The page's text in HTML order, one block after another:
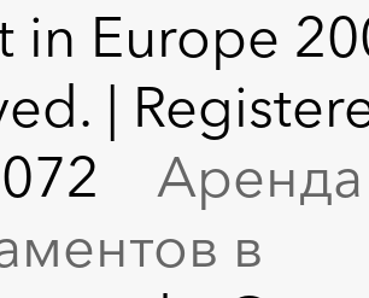
in Europe
|
Аренда
в